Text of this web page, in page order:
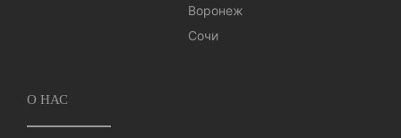
Воронеж
Сочи
О НАС